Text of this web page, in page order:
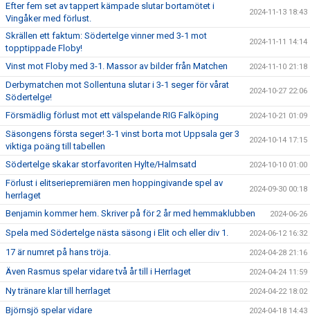
Efter fem set av tappert kämpade slutar bortamötet i
Vingåker med förlust.
2024-11-13 18:43
Skrällen ett faktum: Södertelge vinner med 3-1 mot
topptippade Floby!
2024-11-11 14:14
Vinst mot Floby med 3-1. Massor av bilder från Matchen 2024-11-10 21:18
Derbymatchen mot Sollentuna slutar i 3-1 seger för vårat
Södertelge!
2024-10-27 22:06
Försmädlig förlust mot ett välspelande RIG Falköping 2024-10-21 01:09
Säsongens första seger! 3-1 vinst borta mot Uppsala ger 3
viktiga poäng till tabellen
2024-10-14 17:15
Södertelge skakar storfavoriten Hylte/Halmsatd 2024-10-10 01:00
Förlust i elitseriepremiären men hoppingivande spel av
herrlaget
2024-09-30 00:18
Benjamin kommer hem. Skriver på för 2 år med hemmaklubben 2024-06-26
Spela med Södertelge nästa säsong i Elit och eller div 1. 2024-06-12 16:32
17 är numret på hans tröja. 2024-04-28 21:16
Även Rasmus spelar vidare två år till i Herrlaget 2024-04-24 11:59
Ny tränare klar till herrlaget 2024-04-22 18:02
Björnsjö spelar vidare 2024-04-18 14:43